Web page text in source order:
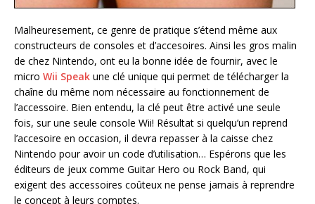
Malheuresement, ce genre de pratique s’étend même aux
constructeurs de consoles et d’accesoires. Ainsi les gros malin
de chez Nintendo, ont eu la bonne idée de fournir, avec le
micro Wii Speak une clé unique qui permet de télécharger la
chaîne du même nom nécessaire au fonctionnement de
l’accessoire. Bien entendu, la clé peut être activé une seule
fois, sur une seule console Wii! Résultat si quelqu’un reprend
l’accesoire en occasion, il devra repasser à la caisse chez
Nintendo pour avoir un code d’utilisation… Espérons que les
éditeurs de jeux comme Guitar Hero ou Rock Band, qui
exigent des accessoires coûteux ne pense jamais à reprendre
le concept à leurs comptes.